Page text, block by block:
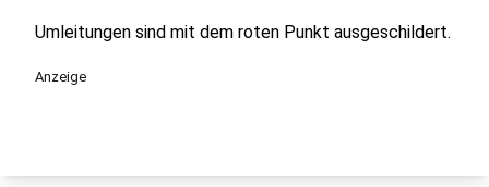
Umleitungen sind mit dem roten Punkt ausgeschildert.
Anzeige